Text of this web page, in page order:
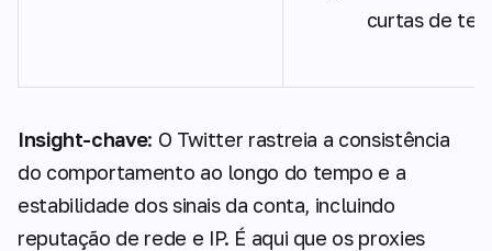
curtas de
Insight-chave: O Twitter rastreia a consistência
do comportamento ao longo do tempo e a
estabilidade dos sinais da conta, incluindo
reputação de rede e IP. É aqui que os proxies